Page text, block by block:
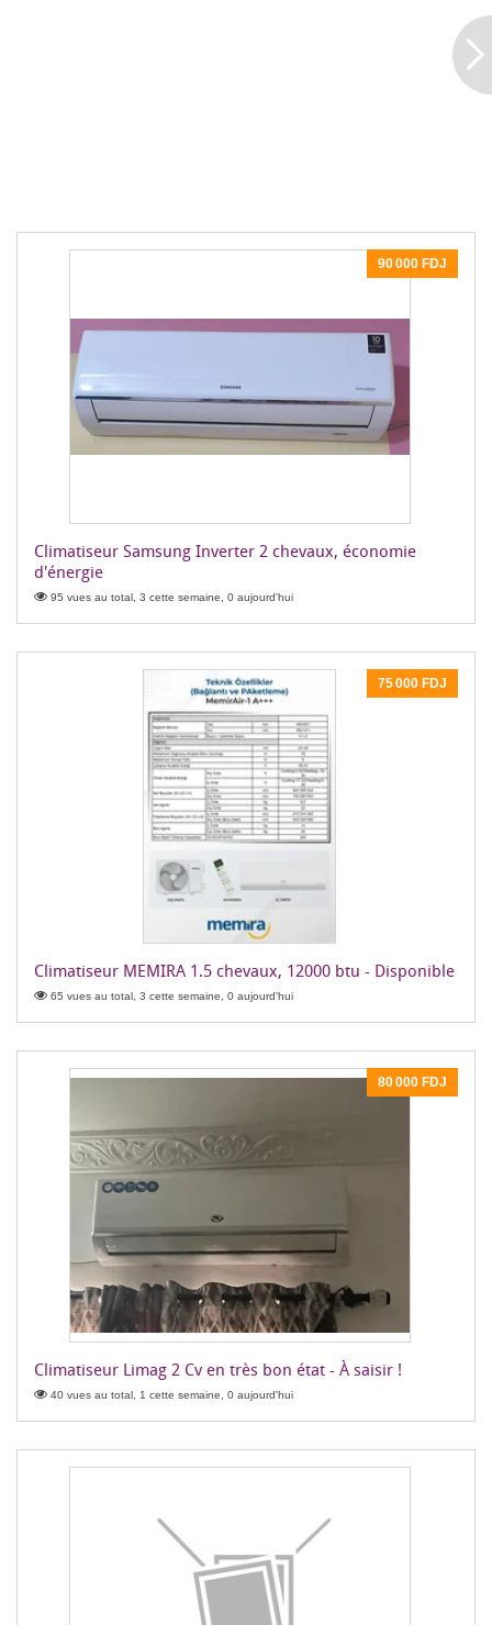
90 000 FDJ
Climatiseur Samsung Inverter 2 chevaux, économie
d'énergie
95 vues au total, 3 cette semaine, 0 aujourd'hui
75 000 FDJ
Climatiseur MEMIRA 1.5 chevaux, 12000 btu - Disponible
65 vues au total, 3 cette semaine, 0 aujourd'hui
80 000 FDJ
Climatiseur Limag 2 Cv en très bon état - À saisir !
40 vues au total, 1 cette semaine, 0 aujourd'hui